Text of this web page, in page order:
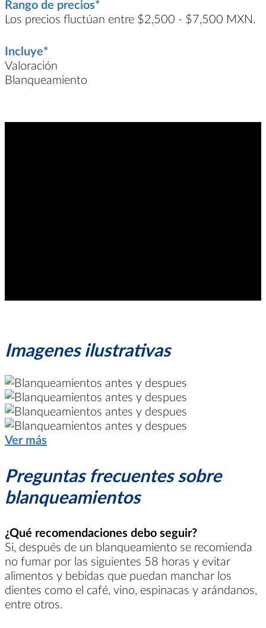
Rango de precios*
Los precios fluctúan entre $2,500 - $7,500 MXN.
Incluye*
Valoración
Blanqueamiento
Imagenes ilustrativas
Ver más
Preguntas frecuentes sobre
blanqueamientos
¿Qué recomendaciones debo seguir?
Si, después de un blanqueamiento se recomienda
no fumar por las siguientes 58 horas y evitar
alimentos y bebidas que puedan manchar los
dientes como el café, vino, espinacas y arándanos,
entre otros.